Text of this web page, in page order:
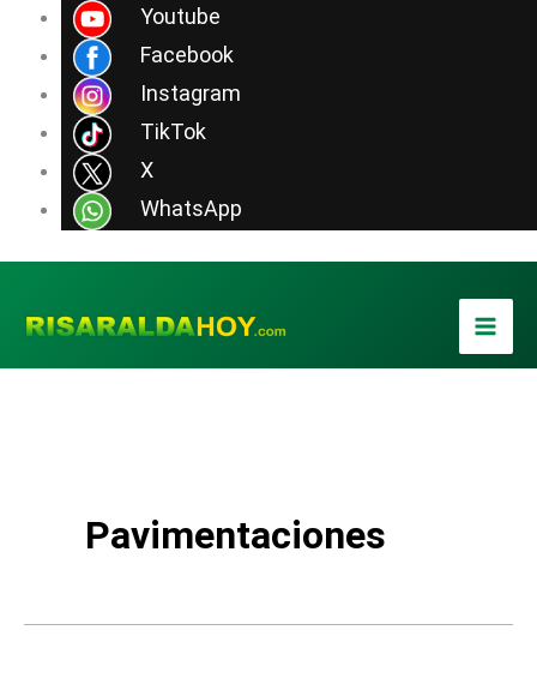
Youtube
Facebook
Instagram
TikTok
X
WhatsApp
contenido
Pavimentaciones